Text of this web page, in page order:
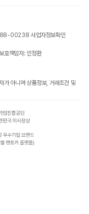
88-00238 사업자정보확인
책임자: 인정환
가 아니며 상품정보, 거래조건 및